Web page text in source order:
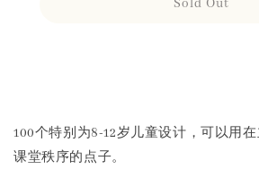
Sold Out
100个特别为8-12岁儿童设计，可以用
课堂秩序的点子。